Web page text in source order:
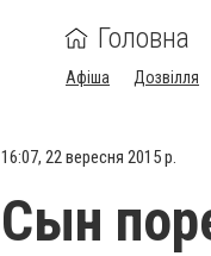
Головна
Афіша Дозвілля
16:07, 22 вересня 2015 р.
Сын